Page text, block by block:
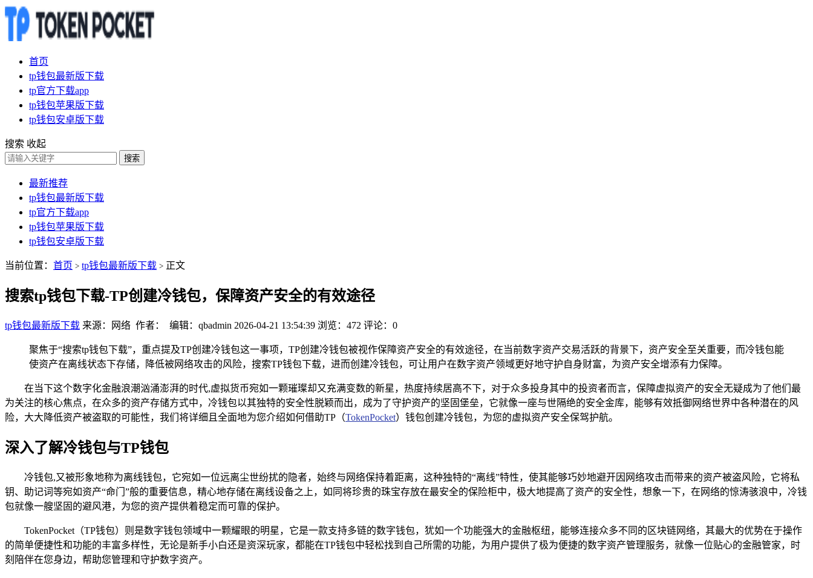
首页
tp钱包最新版下载
tp官方下载app
tp钱包苹果版下载
tp钱包安卓版下载
搜索 收起
搜索
最新推荐
tp钱包最新版下载
tp官方下载app
tp钱包苹果版下载
tp钱包安卓版下载
当前位置： 首页 > tp钱包最新版下载 > 正文
搜索tp钱包下载-TP创建冷钱包，保障资产安全的有效途径
tp钱包最新版下载 来源：网络 作者： 编辑：qbadmin 2026-04-21 13:54:39 浏览：472 评论：0
聚焦于“搜索tp钱包下载”，重点提及TP创建冷钱包这一事项，TP创建冷钱包被视作保障资产安全的有效途径，在当前数字资产交易活跃的背景下，资产安全至关重要，而冷钱包能
使资产在离线状态下存储，降低被网络攻击的风险，搜索TP钱包下载，进而创建冷钱包，可让用户在数字资产领域更好地守护自身财富，为资产安全增添有力保障。
在当下这个数字化金融浪潮汹涌澎湃的时代,虚拟货币宛如一颗璀璨却又充满变数的新星，热度持续居高不下，对于众多投身其中的投资者而言，保障虚拟资产的安全无疑成为了他们最
为关注的核心焦点，在众多的资产存储方式中，冷钱包以其独特的安全性脱颖而出，成为了守护资产的坚固堡垒，它就像一座与世隔绝的安全金库，能够有效抵御网络世界中各种潜在的风
险，大大降低资产被盗取的可能性，我们将详细且全面地为您介绍如何借助TP（TokenPocket）钱包创建冷钱包，为您的虚拟资产安全保驾护航。
深入了解冷钱包与TP钱包
冷钱包,又被形象地称为离线钱包，它宛如一位远离尘世纷扰的隐者，始终与网络保持着距离，这种独特的“离线”特性，使其能够巧妙地避开因网络攻击而带来的资产被盗风险，它将私
钥、助记词等宛如资产“命门”般的重要信息，精心地存储在离线设备之上，如同将珍贵的珠宝存放在最安全的保险柜中，极大地提高了资产的安全性，想象一下，在网络的惊涛骇浪中，冷钱
包就像一艘坚固的避风港，为您的资产提供着稳定而可靠的保护。
TokenPocket（TP钱包）则是数字钱包领域中一颗耀眼的明星，它是一款支持多链的数字钱包，犹如一个功能强大的金融枢纽，能够连接众多不同的区块链网络，其最大的优势在于操作
的简单便捷性和功能的丰富多样性，无论是新手小白还是资深玩家，都能在TP钱包中轻松找到自己所需的功能，为用户提供了极为便捷的数字资产管理服务，就像一位贴心的金融管家，时
刻陪伴在您身边，帮助您管理和守护数字资产。